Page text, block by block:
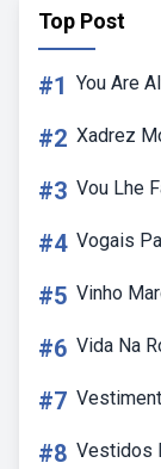
Top Post
#1 You Are
#2 Xadrez
#3 Vou Lhe
#4 Vogais
#5 Vinho
#6 Vida Na
#7
#8 Vestidos